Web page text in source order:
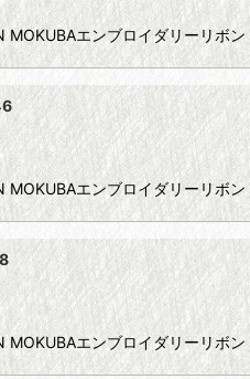
MOKUBAエンブロイダ
MOKUBAエンブロイ
MOKUBAエンブロイダリー